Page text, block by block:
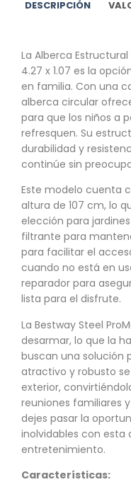
DESCRIPCIÓN
La Alberca
4.27 x 1.07 es la
en familia. Con una
alberca circular
para que los niños a
refresquen. Su
durabilidad y
continúe sin
Este modelo cuenta
altura de 107 cm, lo
elección para
filtrante para
para facilitar el
cuando no está en
reparador para
lista para el disfrute.
La Bestway Steel
desarmar, lo que la
buscan una solución
atractivo y robusto
exterior,
reuniones familiares
dejes pasar la
inolvidables con
entretenimiento.
Características: